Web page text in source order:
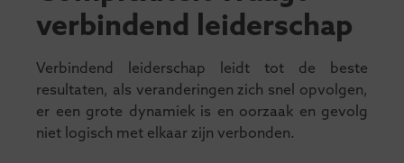
verbindend leiderschap
Verbindend leiderschap leidt tot de beste
resultaten, als veranderingen zich snel opvolgen,
er een grote dynamiek is en oorzaak en gevolg
niet logisch met elkaar zijn verbonden.